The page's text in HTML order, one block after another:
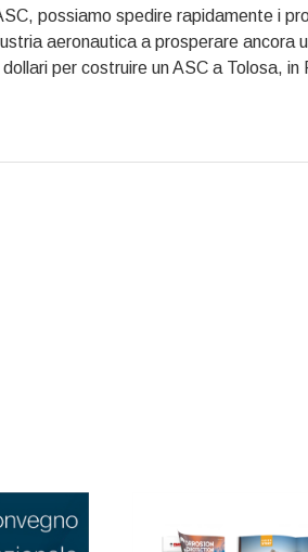
possiamo spedire rapidamente i
aeronautica a prosperare ancora
per costruire un ASC a Tolosa, in